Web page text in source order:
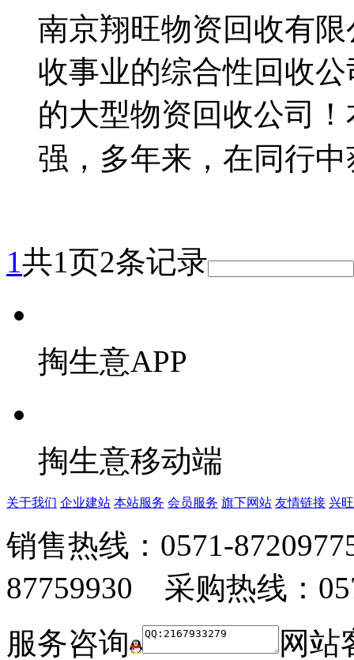
南京翔旺物资回收有
收事业的综合性回收
的大型物资回收公司
强，多年来，在同行
1共1页2条记录
掏生意APP
掏生意移动端
关于我们 企业建站 本站服务 会员服务 旗下网站 友情链接 兴
销售热线：0571-
87759930 采购热线：
服务咨询
网站